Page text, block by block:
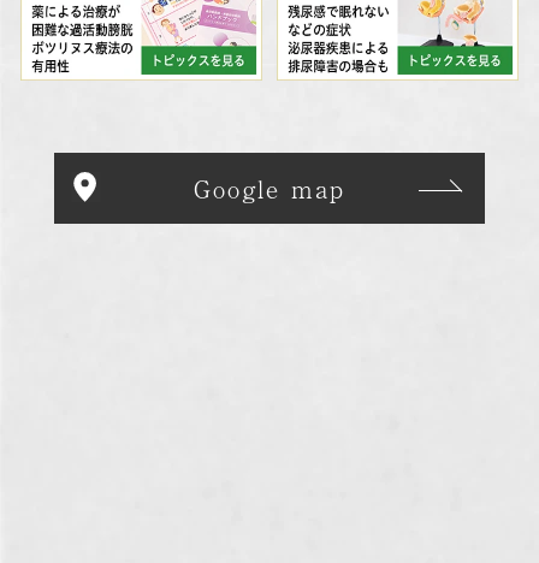
Google map